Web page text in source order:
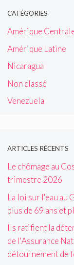
CATÉGORIES
Amérique
Amérique Latine
Nicaragua
Non classé
Venezuela
ARTICLES RÉCENTS
Le chômage au
trimestre 2026
La loi sur l'eau au
plus de 69 ans et
Ils ratifient la
de l'Assurance
détournement de